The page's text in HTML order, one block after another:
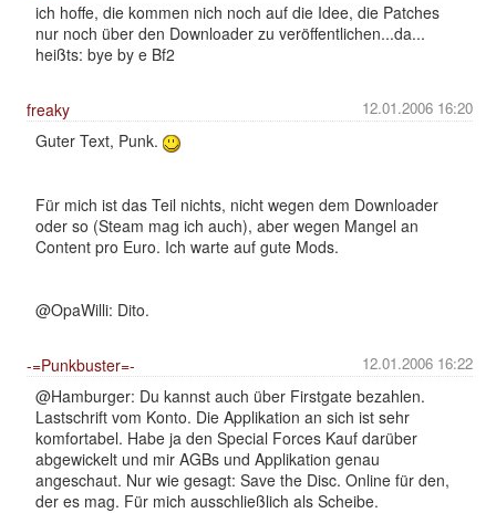
ich hoffe, die kommen nich noch auf die Idee, die Patches
nur noch über den Downloader zu veröffentlichen...da...
heißts: bye by e Bf2
12.01.2006 16:20
freaky
Guter Text, Punk.
Für mich ist das Teil nichts, nicht wegen dem Downloader
oder so (Steam mag ich auch), aber wegen Mangel an
Content pro Euro. Ich warte auf gute Mods.
@OpaWilli: Dito.
12.01.2006 16:22
-=Punkbuster=-
@Hamburger: Du kannst auch über Firstgate bezahlen.
Lastschrift vom Konto. Die Applikation an sich ist sehr
komfortabel. Habe ja den Special Forces Kauf darüber
abgewickelt und mir AGBs und Applikation genau
angeschaut. Nur wie gesagt: Save the Disc. Online für den,
der es mag. Für mich ausschließlich als Scheibe.